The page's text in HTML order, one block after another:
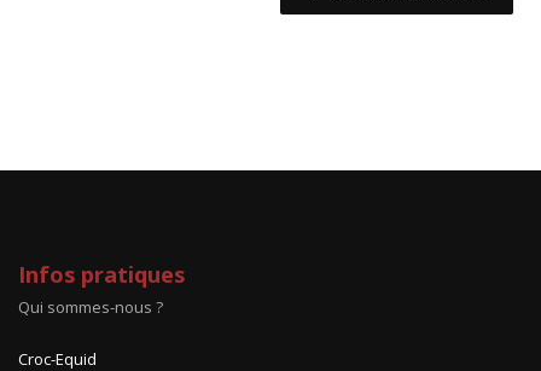
Infos pratiques
Qui sommes-nous ?
Croc-Equid